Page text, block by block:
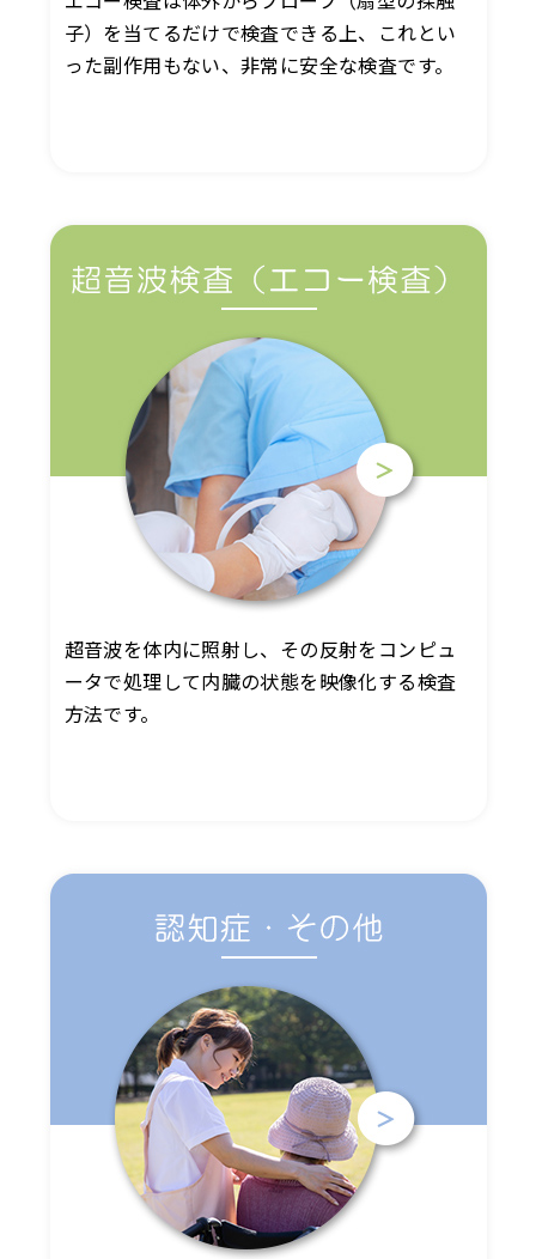
子）を当てるだけで検査できる上、これとい
った副作用もない、非常に安全な検査です。
超音波を体内に照射し、その反射をコンピュ
ータで処理して内臓の状態を映像化する検査
方法です。